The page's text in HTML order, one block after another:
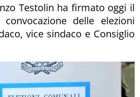
Testolin ha firmato oggi il
delle elezioni
vice sindaco e Consiglio